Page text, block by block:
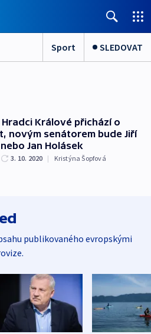
Sport SLEDOVAT
Hradci Králové přichází o
novým senátorem bude Jiří
Jan Holásek
3. 10. 2020 | Kristýna Šopfová
publikovaného evropskými